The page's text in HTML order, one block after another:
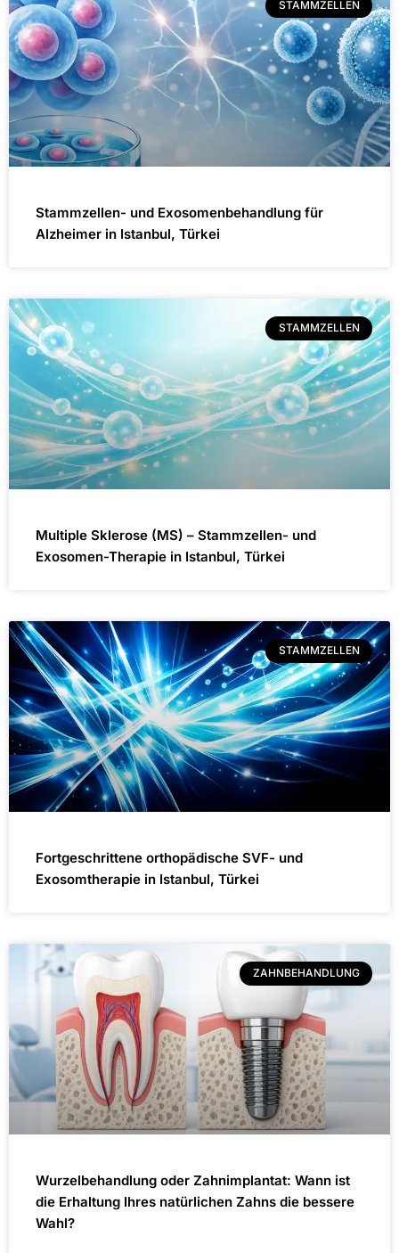
STAMMZELLEN
Stammzellen- und Exosomenbehandlung für
Alzheimer in Istanbul, Türkei
STAMMZELLEN
Multiple Sklerose (MS) – Stammzellen- und
Exosomen-Therapie in Istanbul, Türkei
STAMMZELLEN
Fortgeschrittene orthopädische SVF- und
Exosomtherapie in Istanbul, Türkei
ZAHNBEHANDLUNG
Wurzelbehandlung oder Zahnimplantat: Wann ist
die Erhaltung Ihres natürlichen Zahns die bessere
Wahl?